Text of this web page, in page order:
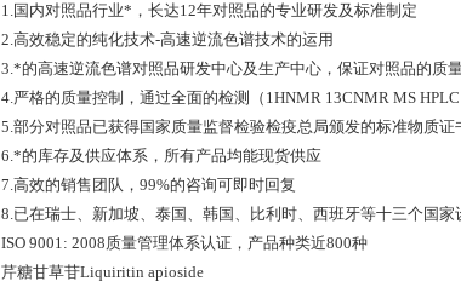
1.国内对照品行业*，长达12年对照品的专业研发及标准制定
2.高效稳定的纯化技术-高速逆流色谱技术的运用
3.*的高速逆流色谱对照品研发中心及生产中心，保证对照品的质
4.严格的质量控制，通过全面的检测（1HNMR 13CNMR MS HPLC
5.部分对照品已获得国家质量监督检验检疫总局颁发的标准物质证
6.*的库存及供应体系，所有产品均能现货供应
7.高效的销售团队，99%的咨询可即时回复
8.已在瑞士、新加坡、泰国、韩国、比利时、西班牙等十三个国家
ISO 9001: 2008质量管理体系认证，产品种类近800种
芹糖甘草苷Liquiritin apioside